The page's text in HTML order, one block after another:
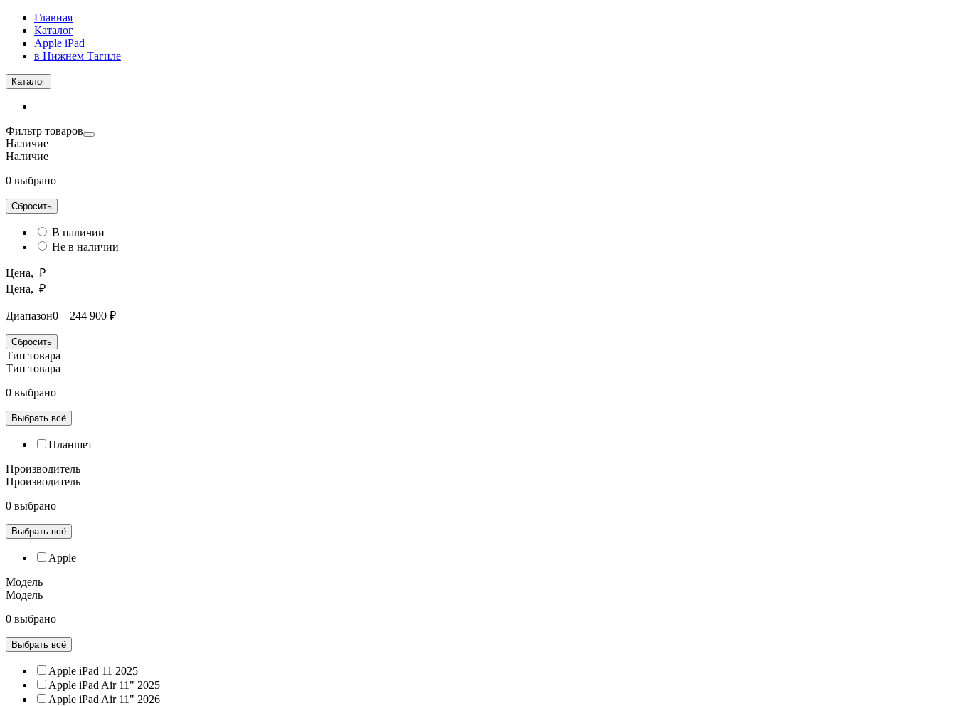
Главная
Каталог
Apple iPad
в Нижнем Тагиле
Каталог
Фильтр товаров
Наличие
Наличие
0 выбрано
Сбросить
В наличии
Не в наличии
Цена, ₽
Цена, ₽
Диапазон0 – 244 900 ₽
Сбросить
Тип товара
Тип товара
0 выбрано
Выбрать всё
Планшет
Производитель
Производитель
0 выбрано
Выбрать всё
Apple
Модель
Модель
0 выбрано
Выбрать всё
Apple iPad 11 2025
Apple iPad Air 11" 2025
Apple iPad Air 11" 2026